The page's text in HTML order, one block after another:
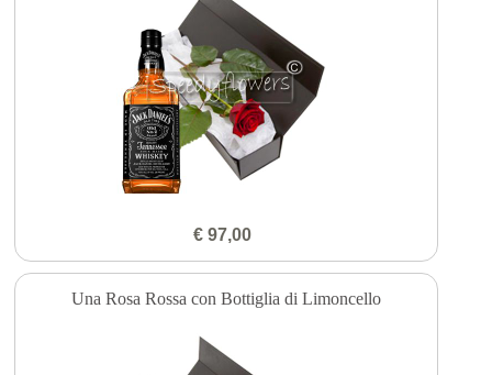
€ 97,00
Una Rosa Rossa con Bottiglia di Limoncello